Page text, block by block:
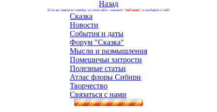
Назад
Если вы заметили ошибку на этом сайте - нажмите "ctrl+enter" и сообщите о ней!
Сказка
Новости
События и даты
Форум "Сказка"
Мысли и размышления
Помещичьи хитрости
Полезные статьи
Атлас флоры Сибири
Творчество
Связаться с нами